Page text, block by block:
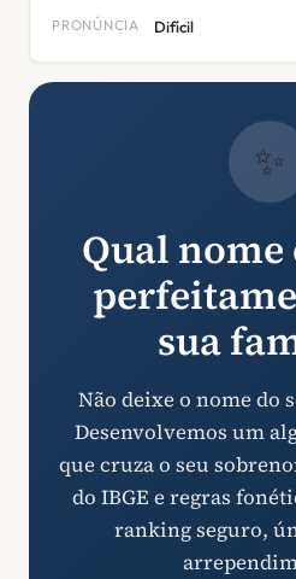
PRONÚNCIA Difícil
✨
Qual
sua
Não deixe o nome do
Desenvolvemos um
que cruza o seu
do IBGE e regras
ranking seguro,